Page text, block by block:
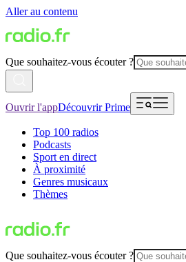
Aller au contenu
Que souhaitez-vous écouter ?
Ouvrir l'appDécouvrir Prime
Top 100 radios
Podcasts
Sport en direct
À proximité
Genres musicaux
Thèmes
Que souhaitez-vous écouter ?